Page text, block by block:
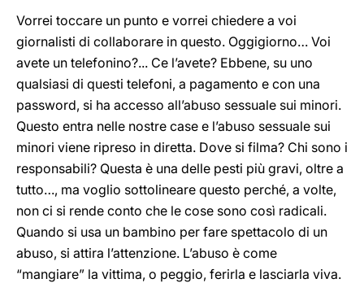
Vorrei toccare un punto e vorrei chiedere a voi
giornalisti di collaborare in questo. Oggigiorno… Voi
avete un telefonino?... Ce l’avete? Ebbene, su uno
qualsiasi di questi telefoni, a pagamento e con una
password, si ha accesso all’abuso sessuale sui minori.
Questo entra nelle nostre case e l’abuso sessuale sui
minori viene ripreso in diretta. Dove si filma? Chi sono i
responsabili? Questa è una delle pesti più gravi, oltre a
tutto…, ma voglio sottolineare questo perché, a volte,
non ci si rende conto che le cose sono così radicali.
Quando si usa un bambino per fare spettacolo di un
abuso, si attira l’attenzione. L’abuso è come
“mangiare” la vittima, o peggio, ferirla e lasciarla viva.